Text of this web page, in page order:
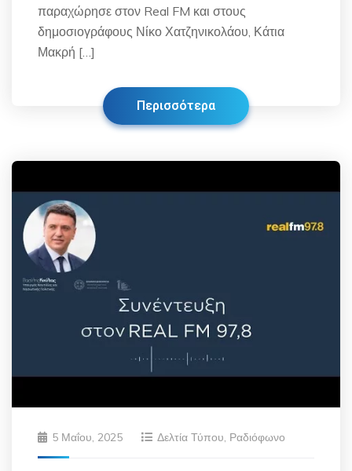
παραχώρησε στον Real FM και στους
δημοσιογράφους Νίκο Χατζηνικολάου, Κάτια
Μακρή […]
Περισσότερα
5 Μαΐου, 2025 Δελτία Τύπου, Ραδιόφωνο